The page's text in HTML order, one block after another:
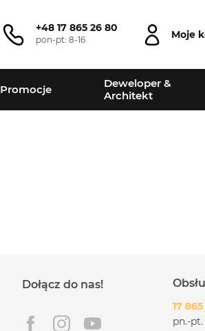
+48 17 865 26 80
pon-pt: 8-16 Moje
Promocje
Deweloper &
Architekt
Dołącz do nas!
17
pn.-pt.